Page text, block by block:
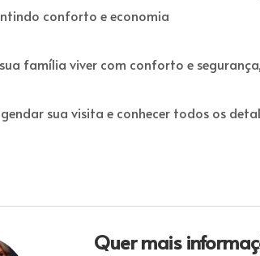
conforto e economia
família viver com conforto e
sua visita e conhecer todos os
Quer mais